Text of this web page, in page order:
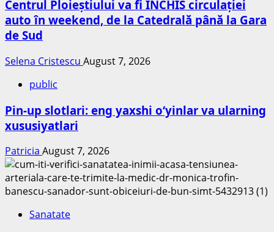
Centrul Ploieștiului va fi ÎNCHIS circulației
auto în weekend, de la Catedrală până la Gara
de Sud
Selena Cristescu August 7, 2026
public
Pin-up slotlari: eng yaxshi o‘yinlar va ularning
xususiyatlari
Patricia August 7, 2026
Sanatate